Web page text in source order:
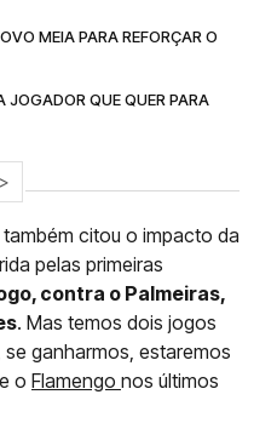
MEIA PARA REFORÇAR O
JOGADOR QUE QUER PARA
>
citou o impacto da
pelas primeiras
contra o Palmeiras,
. Mas temos dois jogos
ganharmos, estaremos
o Flamengo nos últimos